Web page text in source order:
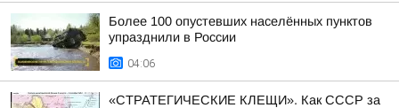
Более 100 опустевших населённых пунктов
упразднили в России
04:06
«СТРАТЕГИЧЕСКИЕ КЛЕЩИ». Как СССР за